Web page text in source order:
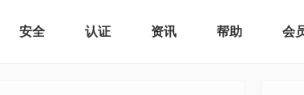
安全 认证 资讯 帮助 会